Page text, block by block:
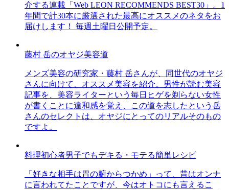
介する連載「Web LEON RECOMMENDS BEST30」。1
年間で計30本に厳選された最高にオススメのネタをお
届けします！ 毎週土曜日公開予定。
藤村 岳のオヤジ美容道
メンズ美容の研究家・藤村 岳さんが、同世代のオヤジ
さんに向けて、オススメ美容を紹介。男性が読む美容
記事を、美容ライターという毎日ヒゲを剃らない女性
が書くことに違和感を覚え、この道を志したという岳
さんのセレクトは、オヤジにとってのリアルそのもの
ですよ。
料理初心者男子でもデキる・モテる簡単レシピ
「好きな相手は胃の腑からつかめ」って、昔はオンナ
に言われてたことですが、今はオトコにも言えるこ